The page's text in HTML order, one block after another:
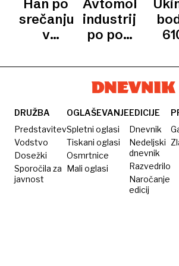
stavko
smo
dobro
“zvozili”
Han po
srečanju
v
Situacija
kot sem
si
predstavljal
Avtomobilska
industrija
po poti
DRUŽBA
Predstavitev
Vodstvo
Dosežki
Sporočila za
javnost
OGLAŠEVANJE
Spletni oglasi
Tiskani oglasi
Osmrtnice
Mali oglasi
EDICIJE
Dnevnik
Nedeljski
dnevnik
Razvedrilo
Naročanje
edicij